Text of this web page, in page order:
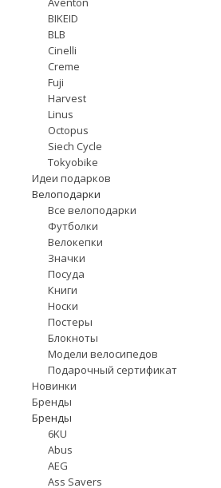
BIKEID
BLB
Cinelli
Creme
Fuji
Harvest
Linus
Octopus
Siech Cycle
Tokyobike
Идеи подарков
Велоподарки
Все велоподарки
Футболки
Велокепки
Значки
Посуда
Книги
Носки
Постеры
Блокноты
Модели велосипедов
Подарочный сертификат
Новинки
Бренды
Бренды
6KU
Abus
AEG
Ass Savers